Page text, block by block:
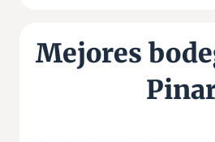
Mejores